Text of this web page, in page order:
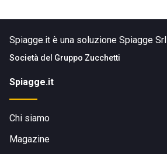
Spiagge.it è una soluzione Spiagge Srl
Società del Gruppo Zucchetti
Spiagge.it
Chi siamo
Magazine